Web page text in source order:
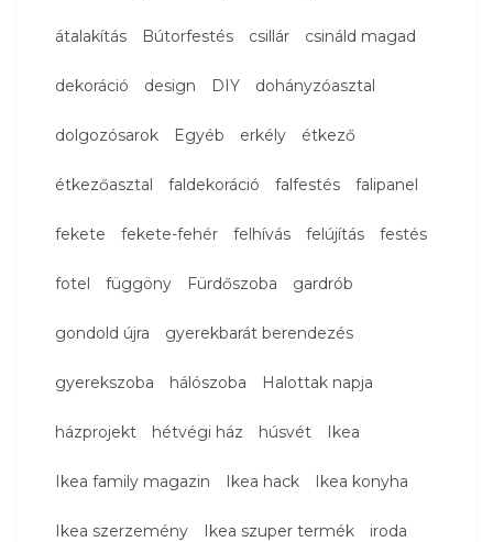
átalakítás Bútorfestés csillár csináld magad
dekoráció design DIY dohányzóasztal
dolgozósarok Egyéb erkély étkező
étkezőasztal faldekoráció falfestés falipanel
fekete fekete-fehér felhívás felújítás festés
fotel függöny Fürdőszoba gardrób
gondold újra gyerekbarát berendezés
gyerekszoba hálószoba Halottak napja
házprojekt hétvégi ház húsvét Ikea
Ikea family magazin Ikea hack Ikea konyha
Ikea szerzemény Ikea szuper termék iroda